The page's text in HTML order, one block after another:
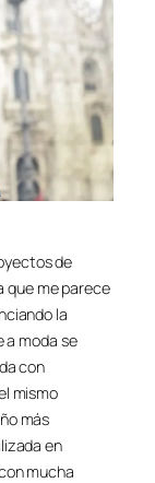
de
que me parece
la
a moda se
con
mismo
más
en
mucha